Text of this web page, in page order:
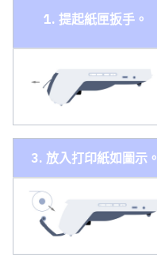
1. 提起紙匣扳手。
3. 放入打印紙如圖示。